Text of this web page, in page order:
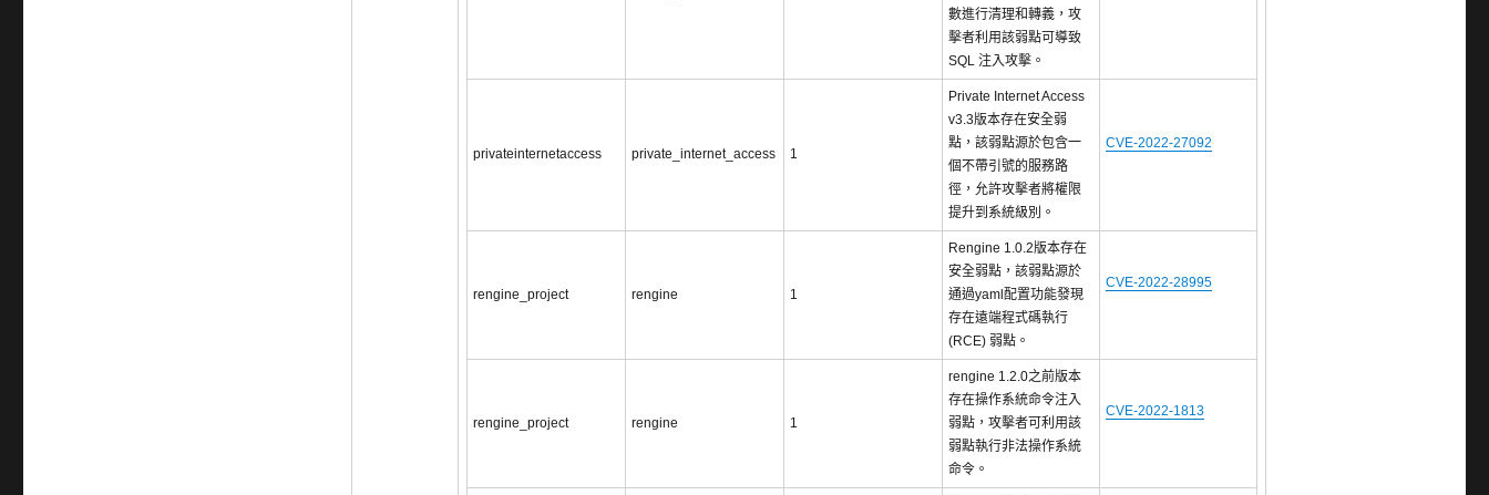
數進行清理和轉義，攻
擊者利用該弱點可導致
SQL 注入攻擊。
privateinternetaccess private_internet_access 1
Private Internet Access
v3.3版本存在安全弱
點，該弱點源於包含一
個不帶引號的服務路
徑，允許攻擊者將權限
提升到系統級別。
CVE-2022-27092
rengine_project rengine 1
Rengine 1.0.2版本存在
安全弱點，該弱點源於
通過yaml配置功能發現
存在遠端程式碼執行
(RCE) 弱點。
CVE-2022-28995
rengine_project rengine 1
rengine 1.2.0之前版本
存在操作系統命令注入
弱點，攻擊者可利用該
弱點執行非法操作系統
命令。
CVE-2022-1813